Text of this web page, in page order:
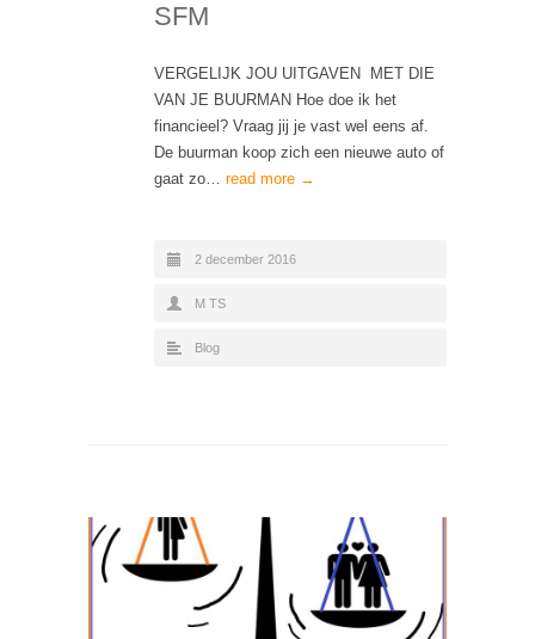
SFM
VERGELIJK JOU UITGAVEN MET DIE
VAN JE BUURMAN Hoe doe ik het
financieel? Vraag jij je vast wel eens af.
De buurman koop zich een nieuwe auto of
gaat zo… read more →
2 december 2016
M TS
Blog